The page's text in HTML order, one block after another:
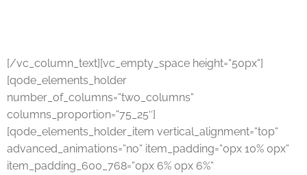
[/vc_column_text][vc_empty_space height=“50px“]
[qode_elements_holder
number_of_columns=“two_columns“
columns_proportion=“75_25″]
[qode_elements_holder_item vertical_alignment=“top“
advanced_animations=“no“ item_padding=“0px 10% 0px“
item_padding_600_768=“0px 6% 0px 6%“